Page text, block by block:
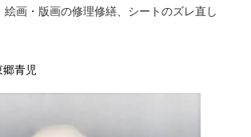
絵画・版画の修理修繕、シートのズレ直し
郷青児